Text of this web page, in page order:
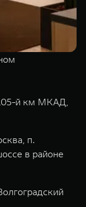
й км МКАД,
п.
в районе